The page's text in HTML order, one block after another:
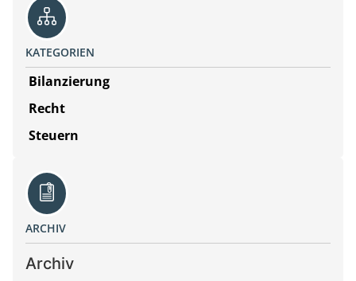
KATEGORIEN
Bilanzierung
Recht
Steuern
ARCHIV
Archiv